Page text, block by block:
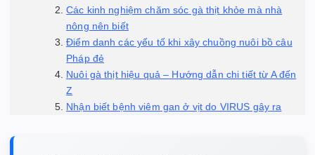
Các kinh nghiệm chăm sóc gà thịt khỏe mà nhà
nông nên biết
Điểm danh các yếu tố khi xây chuồng nuôi bồ câu
Pháp đẻ
Nuôi gà thịt hiệu quả – Hướng dẫn chi tiết từ A đến
Z
Nhận biết bệnh viêm gan ở vịt do VIRUS gây ra